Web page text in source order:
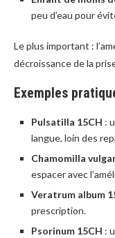
peu d’eau pour
Le plus important :
décroissance de la
Exemples
Pulsatilla 15CH :
langue, loin des
Chamomilla
espacer avec
Veratrum album
prescription.
Psorinum 15CH :